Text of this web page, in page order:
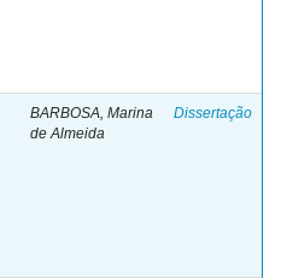
BARBOSA, Marina
de Almeida
Dissertação